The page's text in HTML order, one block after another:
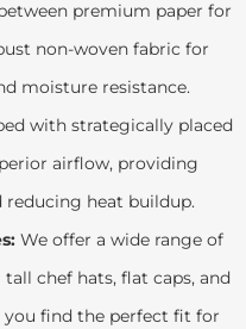
premium paper for
non-woven fabric for
moisture resistance.
with strategically placed
airflow, providing
heat buildup.
We offer a wide range of
chef hats, flat caps, and
you find the perfect fit for